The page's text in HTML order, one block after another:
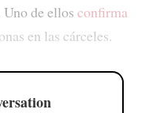
de ellos confirma
en las cárceles.